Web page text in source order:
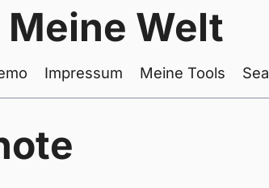
Meine Welt
Impressum Meine Tools